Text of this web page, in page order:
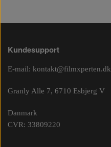
Kundesupport
E-mail: kontakt@filmxperten.dk
Granly Alle 7, 6710 Esbjerg V
Danmark
CVR: 33809220